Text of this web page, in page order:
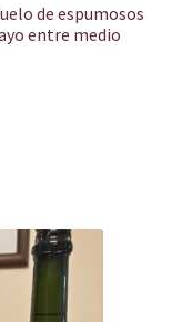
de espumosos
entre medio